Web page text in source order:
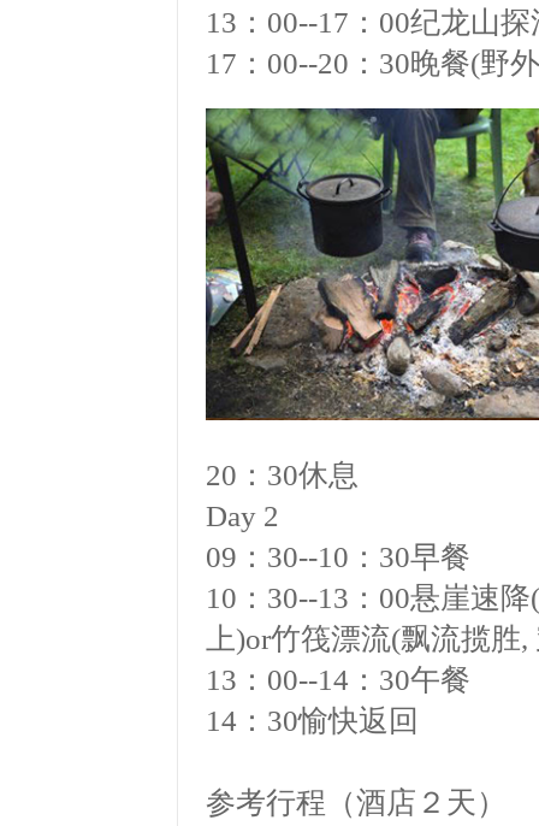
13 ： 00--17 ： 00纪龙山探
17 ： 00--20 ： 30晚餐(野
20 ： 30休息
Day 2
09 ： 30--10 ： 30早餐
10 ： 30--13 ： 00悬崖速降
上)or竹筏漂流(飘流揽胜
13 ： 00--14 ： 30午餐
14 ： 30愉快返回
参考行程（酒店２天）